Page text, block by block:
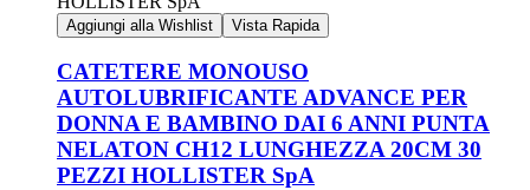
Aggiungi alla Wishlist Vista Rapida
CATETERE MONOUSO
AUTOLUBRIFICANTE ADVANCE PER
DONNA E BAMBINO DAI 6 ANNI PUNTA
NELATON CH12 LUNGHEZZA 20CM 30
PEZZI HOLLISTER SpA